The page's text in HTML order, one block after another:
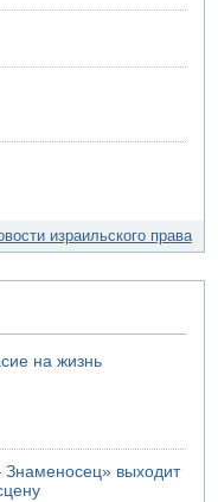
израильского права
на жизнь
выходит